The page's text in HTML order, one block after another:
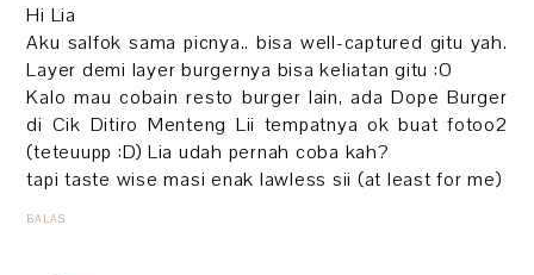
Hi Lia
Aku salfok sama picnya.. bisa well-captured gitu yah.
Layer demi layer burgernya bisa keliatan gitu :O
Kalo mau cobain resto burger lain, ada Dope Burger
di Cik Ditiro Menteng Lii tempatnya ok buat fotoo2
(teteuupp :D) Lia udah pernah coba kah?
tapi taste wise masi enak lawless sii (at least for me)
BALAS